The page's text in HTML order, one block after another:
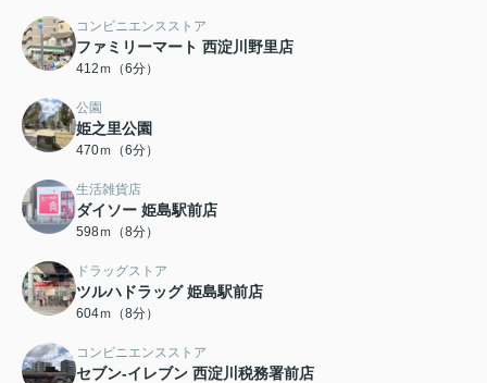
コンビニエンスストア
ファミリーマート 西淀川野里店
412ｍ（6分）
公園
姫之里公園
470ｍ（6分）
生活雑貨店
ダイソー 姫島駅前店
598ｍ（8分）
ドラッグストア
ツルハドラッグ 姫島駅前店
604ｍ（8分）
コンビニエンスストア
セブン-イレブン 西淀川税務署前店